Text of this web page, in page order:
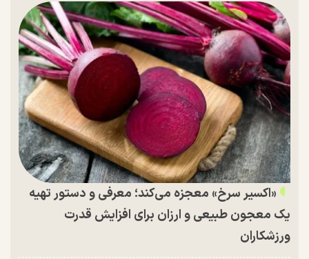
«اکسیر سرخ» معجزه می‌کند؛ معرفی و دستور تهیه
یک معجون طبیعی و ارزان برای افزایش قدرت
ورزشکاران